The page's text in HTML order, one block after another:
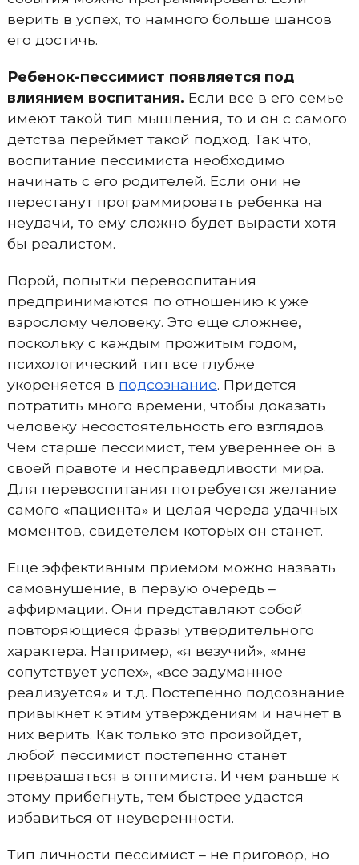
верить в успех, то намного больше шансов
его достичь.
Ребенок-пессимист появляется под
влиянием воспитания. Если все в его семье
имеют такой тип мышления, то и он с самого
детства переймет такой подход. Так что,
воспитание пессимиста необходимо
начинать с его родителей. Если они не
перестанут программировать ребенка на
неудачи, то ему сложно будет вырасти хотя
бы реалистом.
Порой, попытки перевоспитания
предпринимаются по отношению к уже
взрослому человеку. Это еще сложнее,
поскольку с каждым прожитым годом,
психологический тип все глубже
укореняется в подсознание. Придется
потратить много времени, чтобы доказать
человеку несостоятельность его взглядов.
Чем старше пессимист, тем увереннее он в
своей правоте и несправедливости мира.
Для перевоспитания потребуется желание
самого «пациента» и целая череда удачных
моментов, свидетелем которых он станет.
Еще эффективным приемом можно назвать
самовнушение, в первую очередь –
аффирмации. Они представляют собой
повторяющиеся фразы утвердительного
характера. Например, «я везучий», «мне
сопутствует успех», «все задуманное
реализуется» и т.д. Постепенно подсознание
привыкнет к этим утверждениям и начнет в
них верить. Как только это произойдет,
любой пессимист постепенно станет
превращаться в оптимиста. И чем раньше к
этому прибегнуть, тем быстрее удастся
избавиться от неуверенности.
Тип личности пессимист – не приговор, но